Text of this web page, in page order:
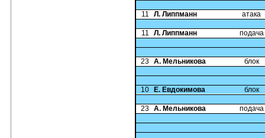
11 Л. Липпманн атака
11 Л. Липпманн подача
23 А. Мельникова блок
10 Е. Евдокимова блок
23 А. Мельникова подача